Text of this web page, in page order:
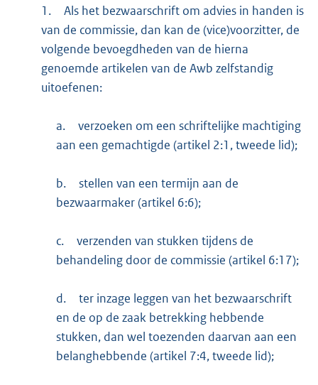
1.
Als het bezwaarschrift om advies in handen is
van de commissie, dan kan de (vice)voorzitter, de
volgende bevoegdheden van de hierna
genoemde artikelen van de Awb zelfstandig
uitoefenen:
a.
verzoeken om een schriftelijke machtiging
aan een gemachtigde (artikel 2:1, tweede lid);
b.
stellen van een termijn aan de
bezwaarmaker (artikel 6:6);
c.
verzenden van stukken tijdens de
behandeling door de commissie (artikel 6:17);
d.
ter inzage leggen van het bezwaarschrift
en de op de zaak betrekking hebbende
stukken, dan wel toezenden daarvan aan een
belanghebbende (artikel 7:4, tweede lid);